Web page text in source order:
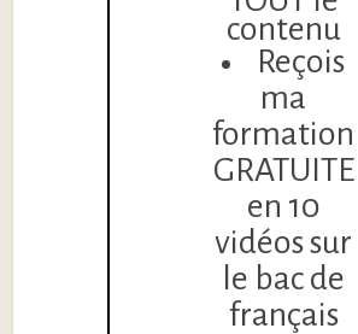
contenu
Reçois
ma
formation
GRATUITE
en 10
vidéos sur
le bac de
français